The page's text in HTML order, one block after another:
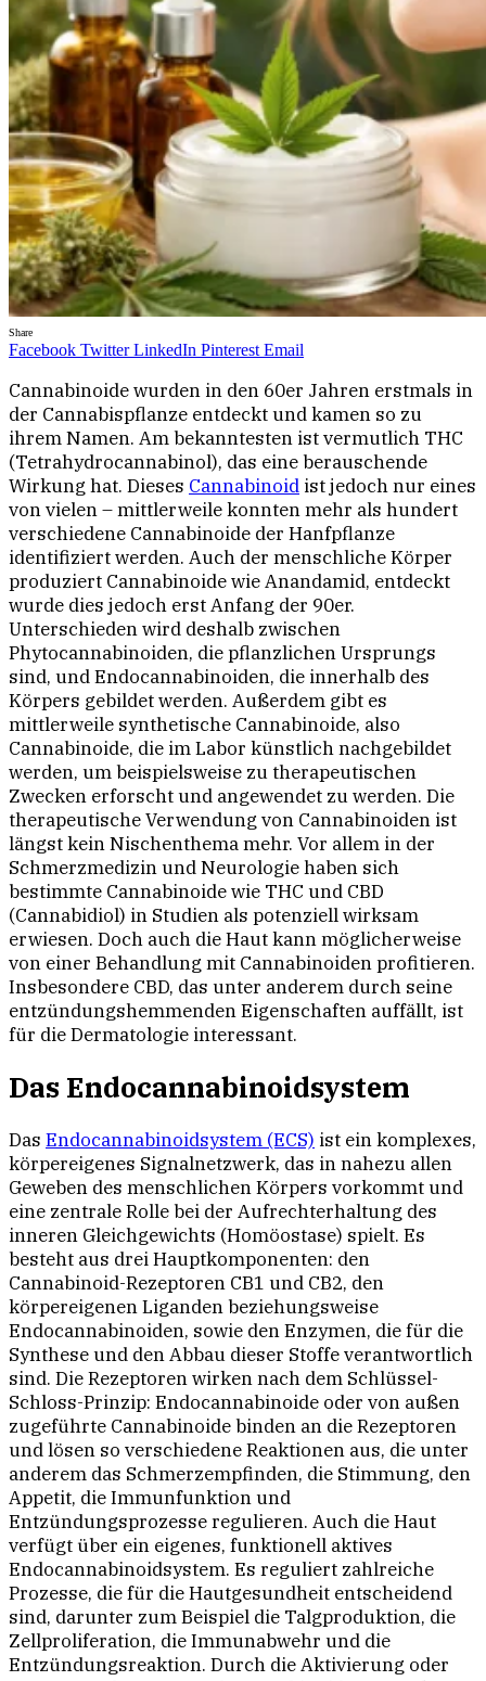
Share
Facebook Twitter LinkedIn Pinterest Email
Cannabinoide wurden in den 60er Jahren erstmals in
der Cannabispflanze entdeckt und kamen so zu
ihrem Namen. Am bekanntesten ist vermutlich THC
(Tetrahydrocannabinol), das eine berauschende
Wirkung hat. Dieses Cannabinoid ist jedoch nur eines
von vielen – mittlerweile konnten mehr als hundert
verschiedene Cannabinoide der Hanfpflanze
identifiziert werden. Auch der menschliche Körper
produziert Cannabinoide wie Anandamid, entdeckt
wurde dies jedoch erst Anfang der 90er.
Unterschieden wird deshalb zwischen
Phytocannabinoiden, die pflanzlichen Ursprungs
sind, und Endocannabinoiden, die innerhalb des
Körpers gebildet werden. Außerdem gibt es
mittlerweile synthetische Cannabinoide, also
Cannabinoide, die im Labor künstlich nachgebildet
werden, um beispielsweise zu therapeutischen
Zwecken erforscht und angewendet zu werden. Die
therapeutische Verwendung von Cannabinoiden ist
längst kein Nischenthema mehr. Vor allem in der
Schmerzmedizin und Neurologie haben sich
bestimmte Cannabinoide wie THC und CBD
(Cannabidiol) in Studien als potenziell wirksam
erwiesen. Doch auch die Haut kann möglicherweise
von einer Behandlung mit Cannabinoiden profitieren.
Insbesondere CBD, das unter anderem durch seine
entzündungshemmenden Eigenschaften auffällt, ist
für die Dermatologie interessant.
Das Endocannabinoidsystem
Das Endocannabinoidsystem (ECS) ist ein komplexes,
körpereigenes Signalnetzwerk, das in nahezu allen
Geweben des menschlichen Körpers vorkommt und
eine zentrale Rolle bei der Aufrechterhaltung des
inneren Gleichgewichts (Homöostase) spielt. Es
besteht aus drei Hauptkomponenten: den
Cannabinoid-Rezeptoren CB1 und CB2, den
körpereigenen Liganden beziehungsweise
Endocannabinoiden, sowie den Enzymen, die für die
Synthese und den Abbau dieser Stoffe verantwortlich
sind. Die Rezeptoren wirken nach dem Schlüssel-
Schloss-Prinzip: Endocannabinoide oder von außen
zugeführte Cannabinoide binden an die Rezeptoren
und lösen so verschiedene Reaktionen aus, die unter
anderem das Schmerzempfinden, die Stimmung, den
Appetit, die Immunfunktion und
Entzündungsprozesse regulieren. Auch die Haut
verfügt über ein eigenes, funktionell aktives
Endocannabinoidsystem. Es reguliert zahlreiche
Prozesse, die für die Hautgesundheit entscheidend
sind, darunter zum Beispiel die Talgproduktion, die
Zellproliferation, die Immunabwehr und die
Entzündungsreaktion. Durch die Aktivierung oder